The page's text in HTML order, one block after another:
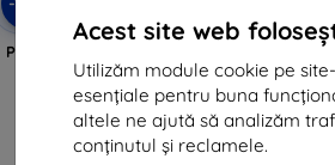
Acest site web
Utilizăm module cookie pe
esențiale pentru buna
altele ne ajută să analizăm
conținutul și reclamele.
Pungi de rezervă pentru
Neakas Pooguard
125 lei
112 lei
În stoc > 5 buc
Petlibro
Self-